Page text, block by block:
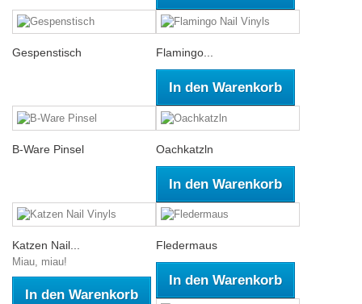
Gespenstisch Flamingo...
In den Warenkorb
B-Ware Pinsel Oachkatzln
In den Warenkorb
Katzen Nail...
Miau, miau!
In den Warenkorb
Fledermaus
In den Warenkorb